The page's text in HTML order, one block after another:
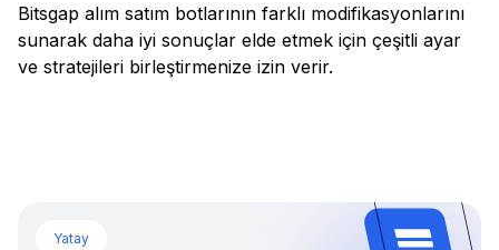
Bitsgap alım satım botlarının farklı modifikasyonlarını
sunarak daha iyi sonuçlar elde etmek için çeşitli ayar
ve stratejileri birleştirmenize izin verir.
Yatay